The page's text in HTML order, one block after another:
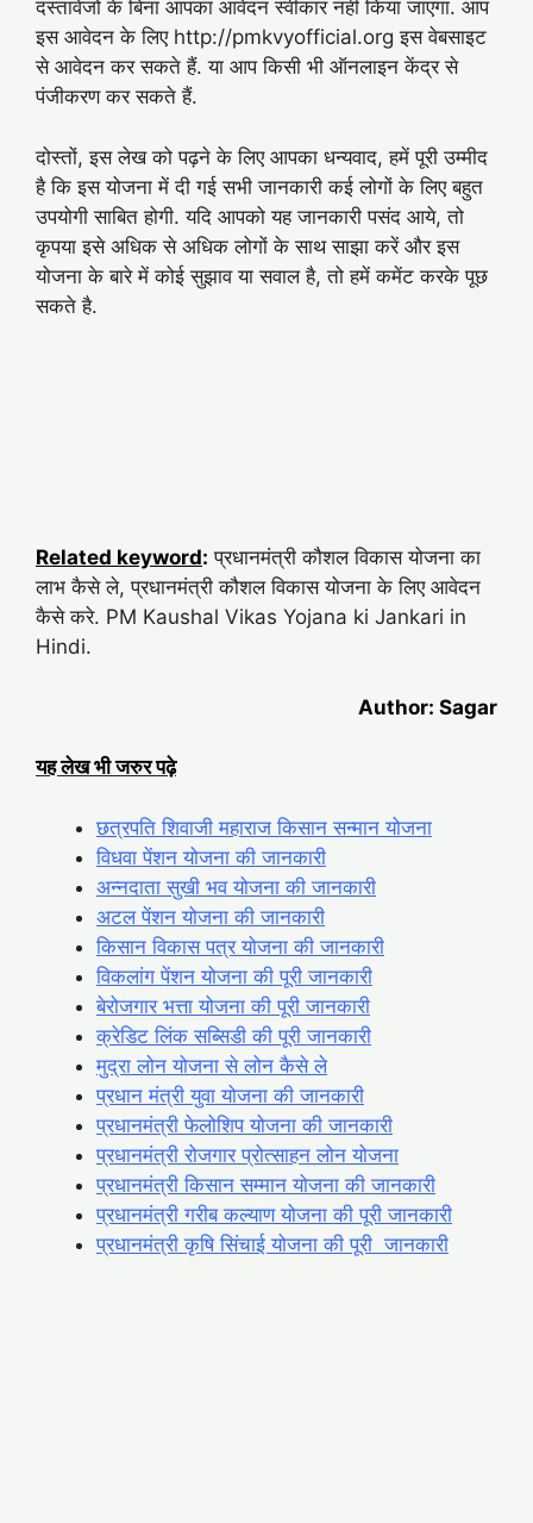
दस्तावेजों के बिना आपका आवेदन स्वीकार नहीं किया जाएगा. आप
इस आवेदन के लिए http://pmkvyofficial.org इस वेबसाइट
से आवेदन कर सकते हैं. या आप किसी भी ऑनलाइन केंद्र से
पंजीकरण कर सकते हैं.
दोस्तों, इस लेख को पढ़ने के लिए आपका धन्यवाद, हमें पूरी उम्मीद
है कि इस योजना में दी गई सभी जानकारी कई लोगों के लिए बहुत
उपयोगी साबित होगी. यदि आपको यह जानकारी पसंद आये, तो
कृपया इसे अधिक से अधिक लोगों के साथ साझा करें और इस
योजना के बारे में कोई सुझाव या सवाल है, तो हमें कमेंट करके पूछ
सकते है.
Related keyword: प्रधानमंत्री कौशल विकास योजना का
लाभ कैसे ले, प्रधानमंत्री कौशल विकास योजना के लिए आवेदन
कैसे करे. PM Kaushal Vikas Yojana ki Jankari in
Hindi.
Author: Sagar
यह लेख भी जरुर पढ़े
छत्रपति शिवाजी महाराज किसान सन्मान योजना
विधवा पेंशन योजना की जानकारी
अन्नदाता सुखी भव योजना की जानकारी
अटल पेंशन योजना की जानकारी
किसान विकास पत्र योजना की जानकारी
विकलांग पेंशन योजना की पूरी जानकारी
बेरोजगार भत्ता योजना की पूरी जानकारी
क्रेडिट लिंक सब्सिडी की पूरी जानकारी
मुद्रा लोन योजना से लोन कैसे ले
प्रधान मंत्री युवा योजना की जानकारी
प्रधानमंत्री फेलोशिप योजना की जानकारी
प्रधानमंत्री रोजगार प्रोत्साहन लोन योजना
प्रधानमंत्री किसान सम्मान योजना की जानकारी
प्रधानमंत्री गरीब कल्याण योजना की पूरी जानकारी
प्रधानमंत्री कृषि सिंचाई योजना की पूरी जानकारी